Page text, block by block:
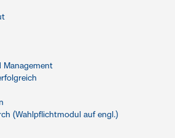
Management
(Wahlpflichtmodul auf engl.)